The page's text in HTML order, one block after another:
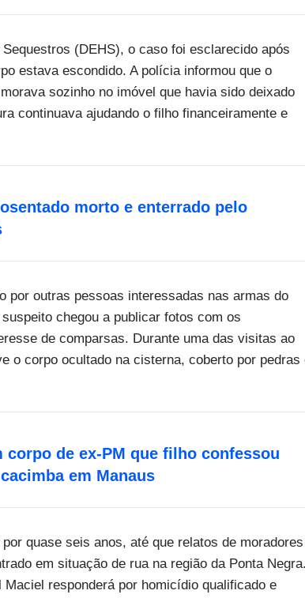
(DEHS), o caso foi esclarecido após
estava escondido. A polícia informou que o
sozinho no imóvel que havia sido deixado
continuava ajudando o filho financeiramente e
morto e enterrado pelo
por outras pessoas interessadas nas armas do
chegou a publicar fotos com os
de comparsas. Durante uma das visitas ao
o corpo ocultado na cisterna, coberto por pedras
corpo de ex-PM que filho confessou
em Manaus
quase seis anos, até que relatos de moradores
em situação de rua na região da Ponta
responderá por homicídio qualificado e